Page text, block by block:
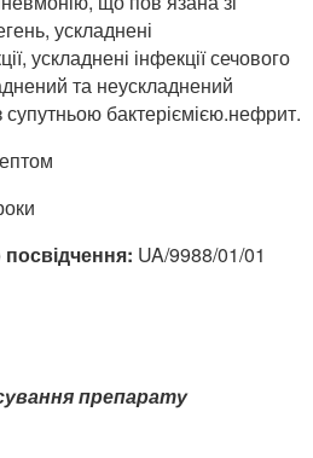
ускладнені
ускладнені інфекції сечового
та неускладнений
супутньою бактеріємією.нефрит.
UA/9988/01/01
препарату